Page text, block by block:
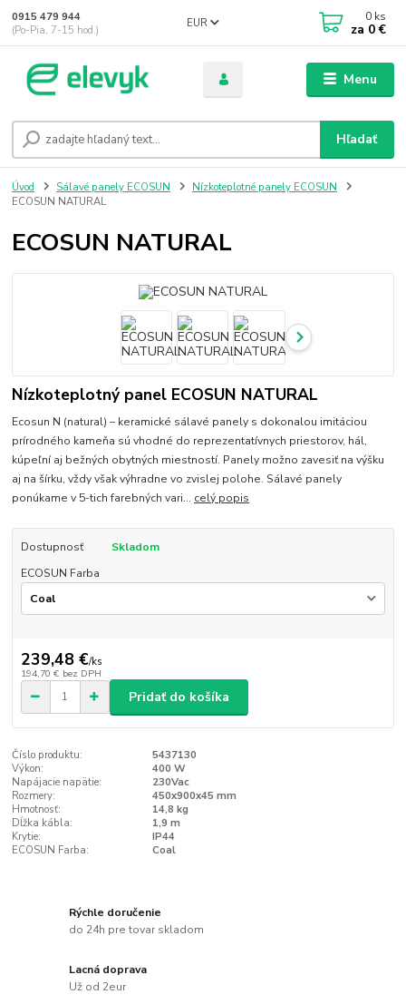
Menu
EUR
Hľadať
0915 479 944
(Po-Pia, 7-15 hod.)
0 ks
za 0 €
Úvod Sálavé panely ECOSUN
Nízkoteplotné panely ECOSUN
ECOSUN NATURAL
ECOSUN NATURAL
Nízkoteplotný panel ECOSUN NATURAL
Ecosun N (natural) – keramické sálavé panely s dokonalou imitáciou
prírodného kameňa sú vhodné do reprezentatívnych priestorov, hál,
kúpeľní aj bežných obytných miestností. Panely možno zavesiť na výšku
aj na šírku, vždy však výhradne vo zvislej polohe. Sálavé panely
ponúkame v 5-tich farebných vari... celý popis
Dostupnosť
Skladom
ECOSUN Farba
239,48 €/ks
194,70 € bez DPH
Pridať do košíka
Číslo produktu:
5437130
Výkon:
400 W
Napájacie napätie:
230Vac
Rozmery:
450x900x45 mm
Hmotnosť:
14,8 kg
Dĺžka kábla:
1,9 m
Krytie:
IP44
ECOSUN Farba:
Coal
Rýchle doručenie
do 24h pre tovar skladom
Lacná doprava
Už od 2eur